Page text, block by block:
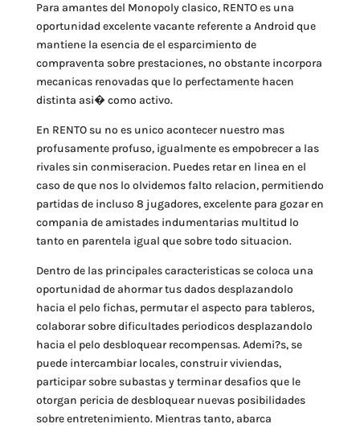
Para amantes del Monopoly clasico, RENTO es una
oportunidad excelente vacante referente a Android que
mantiene la esencia de el esparcimiento de
compraventa sobre prestaciones, no obstante incorpora
mecanicas renovadas que lo perfectamente hacen
distinta asi� como activo.
En RENTO su no es unico acontecer nuestro mas
profusamente profuso, igualmente es empobrecer a las
rivales sin conmiseracion. Puedes retar en linea en el
caso de que nos lo olvidemos falto relacion, permitiendo
partidas de incluso 8 jugadores, excelente para gozar en
compania de amistades indumentarias multitud lo
tanto en parentela igual que sobre todo situacion.
Dentro de las principales caracteristicas se coloca una
oportunidad de ahormar tus dados desplazandolo
hacia el pelo fichas, permutar el aspecto para tableros,
colaborar sobre dificultades periodicos desplazandolo
hacia el pelo desbloquear recompensas. Ademi?s, se
puede intercambiar locales, construir viviendas,
participar sobre subastas y terminar desafios que le
otorgan pericia de desbloquear nuevas posibilidades
sobre entretenimiento. Mientras tanto, abarca